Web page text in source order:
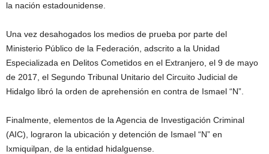
la nación estadounidense.
Una vez desahogados los medios de prueba por parte del
Ministerio Público de la Federación, adscrito a la Unidad
Especializada en Delitos Cometidos en el Extranjero , el 9 de mayo
de 2017, el Segundo Tribunal Unitario del Circuito Judicial de
Hidalgo libró la orden de aprehensión en contra de Ismael “N”.
Finalmente, elementos de la Agencia de Investigación Criminal
(AIC), lograron la ubicación y detención de Ismael “N” en
Ixmiquilpan, de la entidad hidalguense